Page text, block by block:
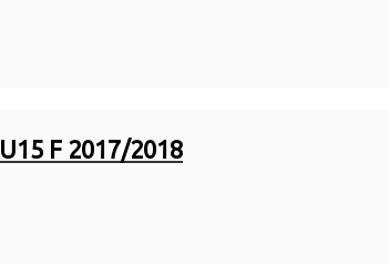
U15 F 2017/2018